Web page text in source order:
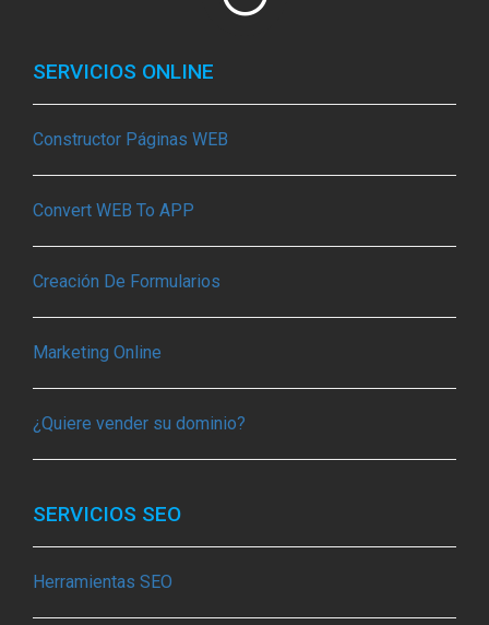
SERVICIOS ONLINE
Constructor Páginas WEB
Convert WEB To APP
Creación De Formularios
Marketing Online
¿Quiere vender su dominio?
SERVICIOS SEO
Herramientas SEO